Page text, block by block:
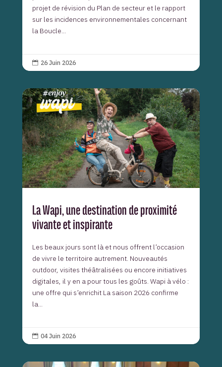
projet de révision du Plan de secteur et le rapport
sur les incidences environnementales concernant
la Boucle...
 26 Juin 2026
La Wapi, une destination de proximité
vivante et inspirante
Les beaux jours sont là et nous offrent l’occasion
de vivre le territoire autrement. Nouveautés
outdoor, visites théâtralisées ou encore initiatives
digitales, il y en a pour tous les goûts. Wapi à vélo :
une offre qui s’enrichit La saison 2026 confirme
la...
 04 Juin 2026